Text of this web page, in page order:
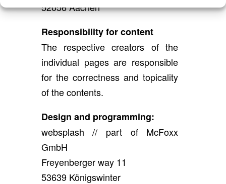
52056 Aachen
Responsibility for content
The respective creators of the
individual pages are responsible
for the correctness and topicality
of the contents.
Design and programming:
websplash // part of McFoxx
GmbH
Freyenberger way 11
53639 Königswinter